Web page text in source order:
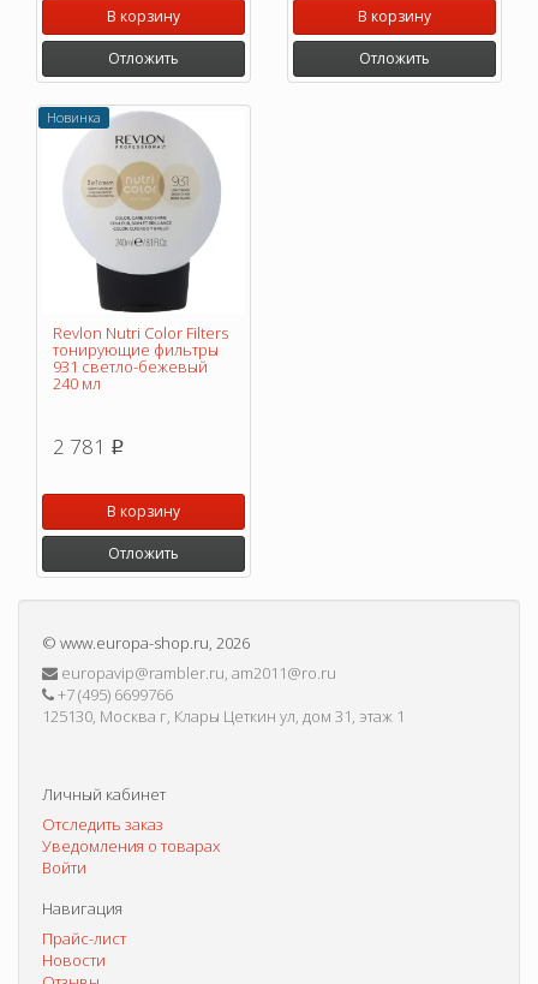
В корзину
Отложить
В корзину
Отложить
Новинка
Revlon Nutri Color Filters
тонирующие фильтры
931 cветло-бежевый
240 мл
2 781 p
В корзину
Отложить
© www.europa-shop.ru, 2026
europavip@rambler.ru, am2011@ro.ru
+7 (495) 6699766
125130, Москва г, Клары Цеткин ул, дом 31, этаж 1
Личный кабинет
Отследить заказ
Уведомления о товарах
Войти
Навигация
Прайс-лист
Новости